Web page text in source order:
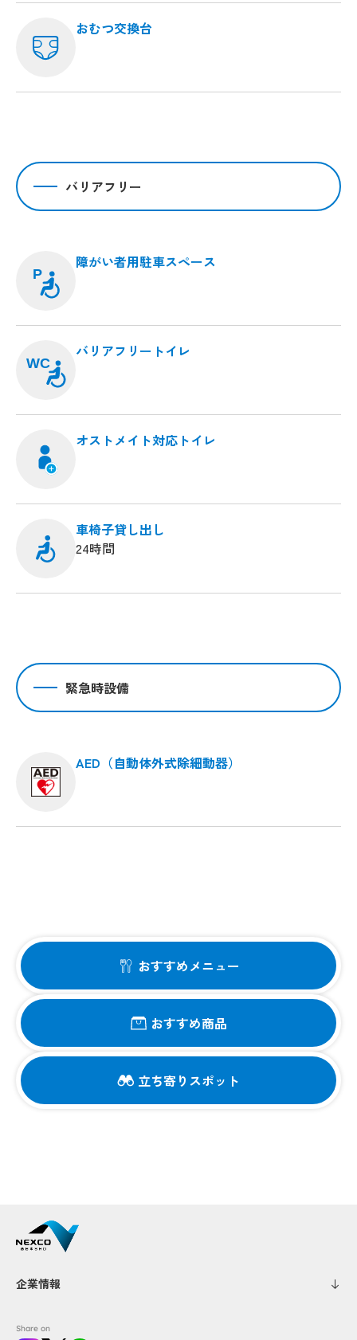
おむつ交換台
バリアフリー
P
障がい者用駐車スペース
WC
バリアフリートイレ
オストメイト対応トイレ
車椅子貸し出し
24時間
緊急時設備
AED（自動体外式除細動器）
おすすめメニュー
おすすめ商品
立ち寄りスポット
企業情報
Share on